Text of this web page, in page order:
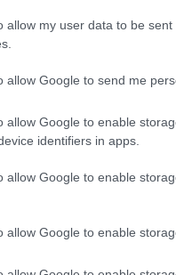
allow my user data to be
allow Google to send me
allow Google to enable
identifiers in apps.
allow Google to enable
allow Google to enable
)
zugló